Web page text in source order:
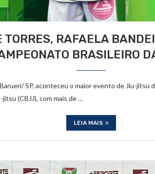
TORRES, RAFAELA
BRASILEIRO
SP, aconteceu o maior evento de Jiu-jítsu
(CBJJ), com mais de …
LEIA MAIS